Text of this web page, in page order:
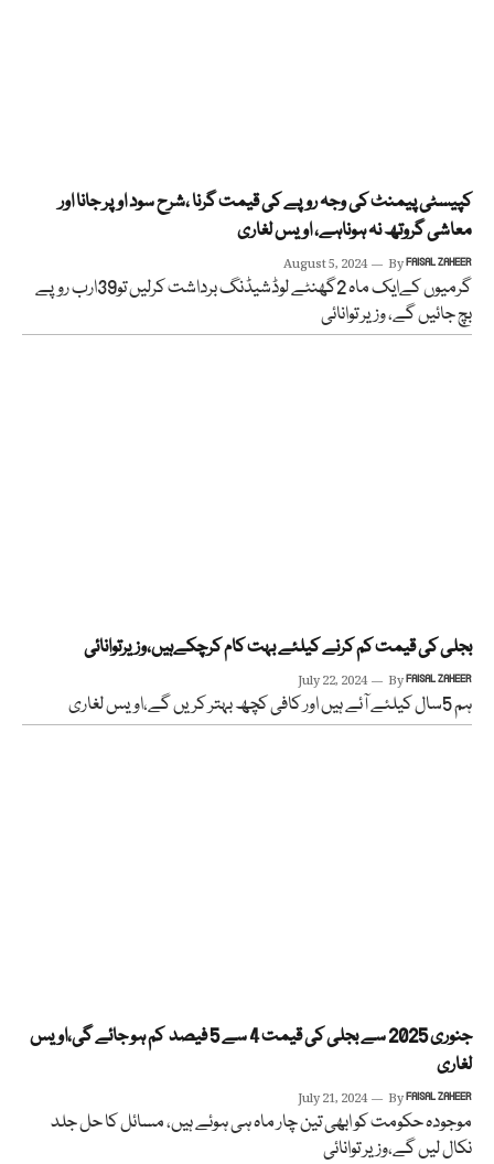
کپیسٹی پیمنٹ کی وجہ روپے کی قیمت گرنا ،شرح سود اوپر جانا اور
معاشی گروتھ نہ ہوناہے، اویس لغاری
August 5, 2024 ByFAISAL ZAHEER
گرمیوں کےایک ماہ 2گھنٹے لوڈشیڈنگ برداشت کرلیں تو39ارب روپے
بچ جائیں گے، وزیر توانائی
بجلی کی قیمت کم کرنے کیلئے بہت کام کرچکےہیں،وزیرتوانائی
July 22, 2024 ByFAISAL ZAHEER
ہم 5سال کیلئے آئے ہیں اور کافی کچھ بہتر کریں گے،اویس لغاری
جنوری 2025 سے بجلی کی قیمت 4 سے 5 فیصد کم ہو جائے گی،اویس
لغاری
July 21, 2024 ByFAISAL ZAHEER
موجودہ حکومت کو ابھی تین چار ماہ ہی ہوئے ہیں، مسائل کا حل جلد
نکال لیں گے،وزیر توانائی